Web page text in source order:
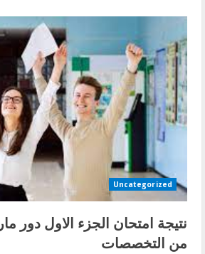
للزمالة
المصرية
Uncategorized
من التخصصات